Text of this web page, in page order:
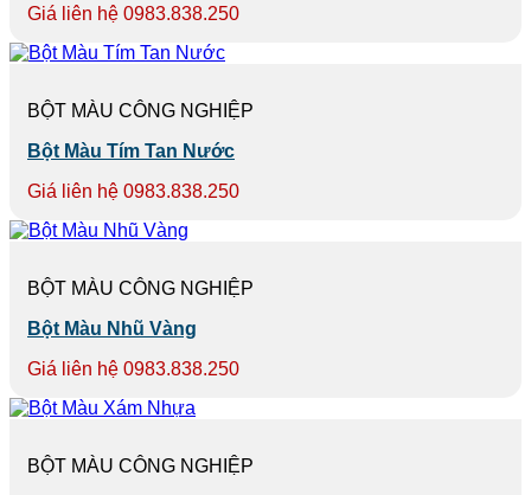
Giá liên hệ 0983.838.250
BỘT MÀU CÔNG NGHIỆP
Bột Màu Tím Tan Nước
Giá liên hệ 0983.838.250
BỘT MÀU CÔNG NGHIỆP
Bột Màu Nhũ Vàng
Giá liên hệ 0983.838.250
BỘT MÀU CÔNG NGHIỆP